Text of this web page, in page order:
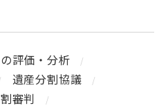
評価・分析
遺産分割協議
審判